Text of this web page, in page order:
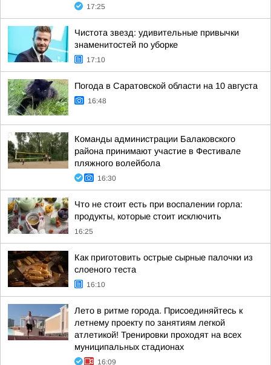
17:25
Чистота звезд: удивительные привычки
знаменитостей по уборке
17:10
Погода в Саратовской области на 10 августа
16:48
Команды администрации Балаковского
района принимают участие в Фестивале
пляжного волейбола
16:30
Что не стоит есть при воспалении горла:
продукты, которые стоит исключить
16:25
Как приготовить острые сырные палочки из
слоеного теста
16:10
Лето в ритме города. Присоединяйтесь к
летнему проекту по занятиям легкой
атлетикой! Тренировки проходят на всех
муниципальных стадионах
16:09